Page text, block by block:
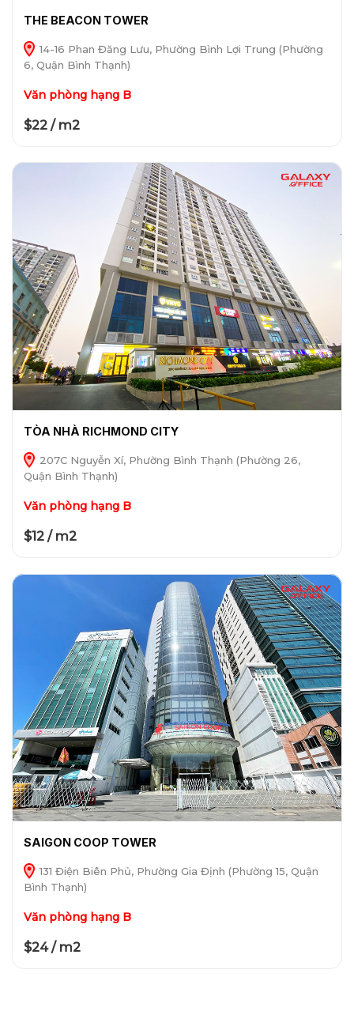
THE BEACON TOWER
14-16 Phan Đăng Lưu, Phường Bình Lợi Trung (Phường
6, Quận Bình Thạnh)
Văn phòng hạng B
$22 / m2
TÒA NHÀ RICHMOND CITY
207C Nguyễn Xí, Phường Bình Thạnh (Phường 26,
Quận Bình Thạnh)
Văn phòng hạng B
$12 / m2
SAIGON COOP TOWER
131 Điện Biên Phủ, Phường Gia Định (Phường 15, Quận
Bình Thạnh)
Văn phòng hạng B
$24 / m2